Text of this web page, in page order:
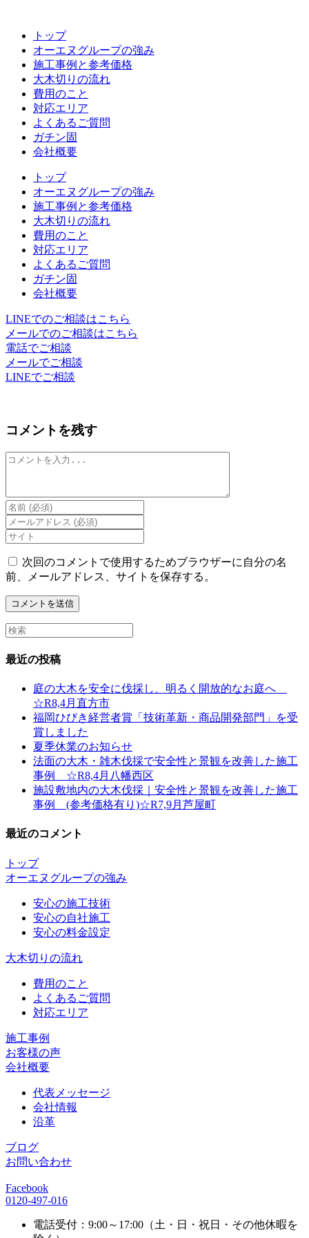
トップ
オーエヌグループの強み
施工事例と参考価格
大木切りの流れ
費用のこと
対応エリア
よくあるご質問
ガチン固
会社概要
トップ
オーエヌグループの強み
施工事例と参考価格
大木切りの流れ
費用のこと
対応エリア
よくあるご質問
ガチン固
会社概要
LINEでのご相談はこちら
メールでのご相談はこちら
電話でご相談
メールでご相談
LINEでご相談
コメントを残す
コ
ト
Enter
your
name
or
username
to
comment
Enter
your
email
address
to
comment
Enter
your
website
URL
(optional)
次回のコメントで使用するためブラウザーに自分の名
前、メールアドレス、サイトを保存する。
Search
this
website
最近の投稿
庭の大木を安全に伐採し、明るく開放的なお庭へ
☆R8,4月直方市
福岡ひびき経営者賞「技術革新・商品開発部門」を受
賞しました
夏季休業のお知らせ
法面の大木・雑木伐採で安全性と景観を改善した施工
事例 ☆R8,4月八幡西区
施設敷地内の大木伐採｜安全性と景観を改善した施工
事例 (参考価格有り)☆R7,9月芦屋町
最近のコメント
トップ
オーエヌグループの強み
安心の施工技術
安心の自社施工
安心の料金設定
大木切りの流れ
費用のこと
よくあるご質問
対応エリア
施工事例
お客様の声
会社概要
代表メッセージ
会社情報
沿革
ブログ
お問い合わせ
Facebook
0120-497-016
電話受付：9:00～17:00（土・日・祝日・その他休暇を